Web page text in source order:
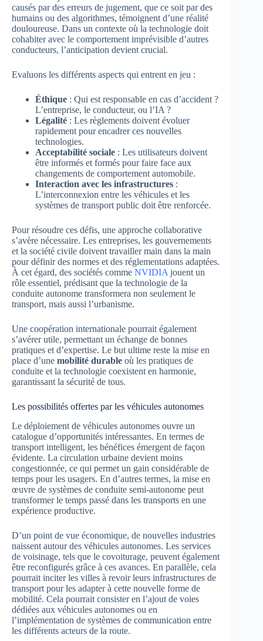
causés par des erreurs de jugement, que ce soit par des
humains ou des algorithmes, témoignent d’une réalité
douloureuse. Dans un contexte où la technologie doit
cohabiter avec le comportement imprévisible d’autres
conducteurs, l’anticipation devient crucial.
Evaluons les différents aspects qui entrent en jeu :
Éthique : Qui est responsable en cas d’accident ?
L’entreprise, le conducteur, ou l’IA ?
Légalité : Les règlements doivent évoluer
rapidement pour encadrer ces nouvelles
technologies.
Acceptabilité sociale : Les utilisateurs doivent
être informés et formés pour faire face aux
changements de comportement automobile.
Interaction avec les infrastructures :
L’interconnexion entre les véhicules et les
systèmes de transport public doit être renforcée.
Pour résoudre ces défis, une approche collaborative
s’avère nécessaire. Les entreprises, les gouvernements
et la société civile doivent travailler main dans la main
pour définir des normes et des réglementations adaptées.
À cet égard, des sociétés comme NVIDIA jouent un
rôle essentiel, prédisant que la technologie de la
conduite autonome transformera non seulement le
transport, mais aussi l’urbanisme.
Une coopération internationale pourrait également
s’avérer utile, permettant un échange de bonnes
pratiques et d’expertise. Le but ultime reste la mise en
place d’une mobilité durable où les pratiques de
conduite et la technologie coexistent en harmonie,
garantissant la sécurité de tous.
Les possibilités offertes par les véhicules autonomes
Le déploiement de véhicules autonomes ouvre un
catalogue d’opportunités intéressantes. En termes de
transport intelligent, les bénéfices émergent de façon
évidente. La circulation urbaine devient moins
congestionnée, ce qui permet un gain considérable de
temps pour les usagers. En d’autres termes, la mise en
œuvre de systèmes de conduite semi-autonome peut
transformer le temps passé dans les transports en une
expérience productive.
D’un point de vue économique, de nouvelles industries
naissent autour des véhicules autonomes. Les services
de voisinage, tels que le covoiturage, peuvent également
être reconfigurés grâce à ces avances. En parallèle, cela
pourrait inciter les villes à revoir leurs infrastructures de
transport pour les adapter à cette nouvelle forme de
mobilité. Cela pourrait consister en l’ajout de voies
dédiées aux véhicules autonomes ou en
l’implémentation de systèmes de communication entre
les différents acteurs de la route.